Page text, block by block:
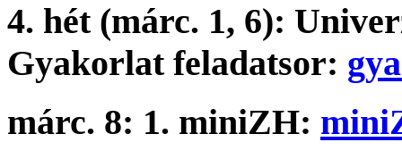
4. hét (márc. 1, 6):
Gyakorlat feladatsor:
márc. 8: 1. miniZH: